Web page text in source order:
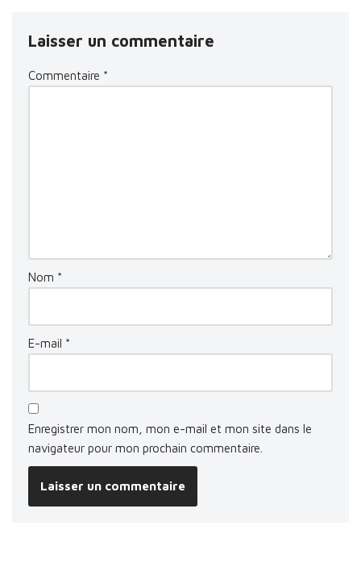
Laisser un commentaire
Commentaire *
Nom *
E-mail *
Enregistrer mon nom, mon e-mail et mon site dans le
navigateur pour mon prochain commentaire.